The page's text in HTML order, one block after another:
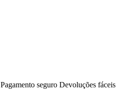
Pagamento seguro Devoluções fáceis